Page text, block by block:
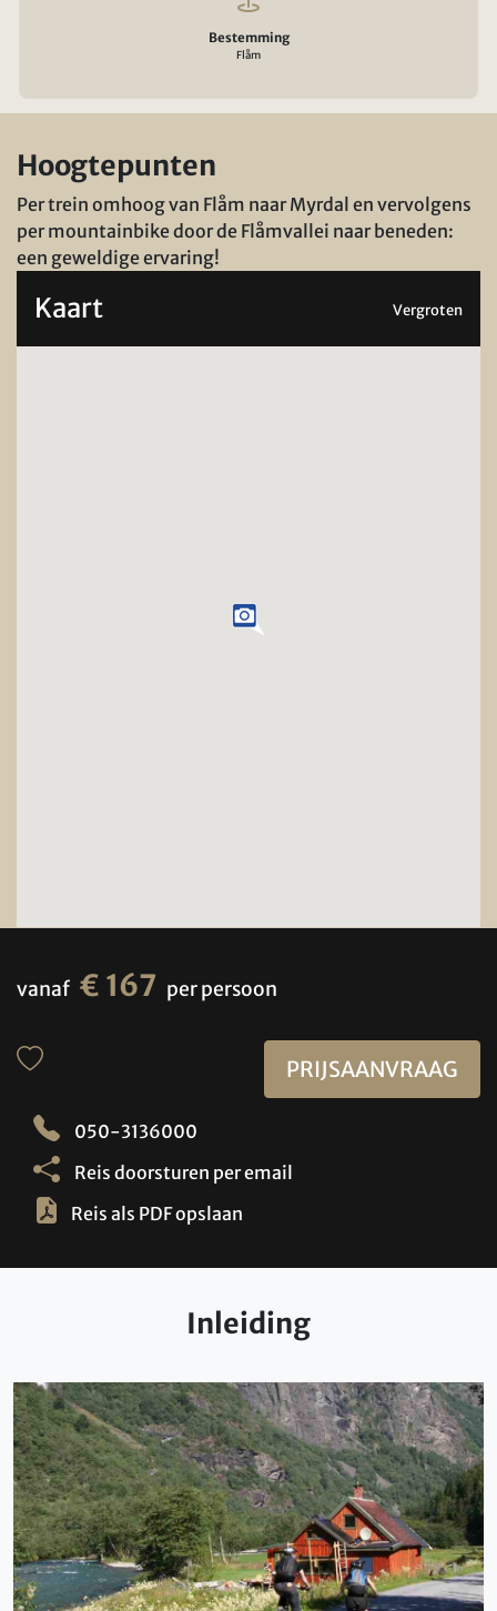
Bestemming
Flåm
Hoogtepunten
Per trein omhoog van Flåm naar Myrdal en vervolgens
per mountainbike door de Flåmvallei naar beneden:
een geweldige ervaring!
Kaart Vergroten
vanaf € 167 per persoon
PRIJSAANVRAAG
050-3136000
Reis doorsturen per email
Reis als PDF opslaan
Inleiding